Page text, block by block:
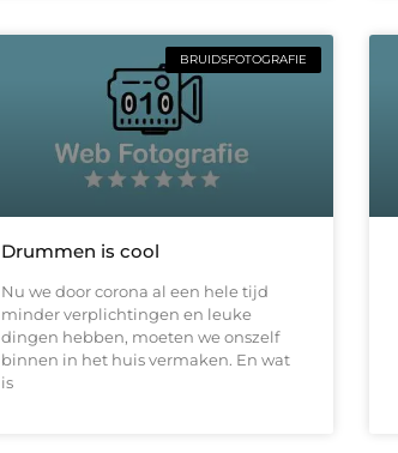
BRUIDSFOTOGRAFIE
Drummen is cool
Nu we door corona al een hele tijd
minder verplichtingen en leuke
dingen hebben, moeten we onszelf
binnen in het huis vermaken. En wat
is